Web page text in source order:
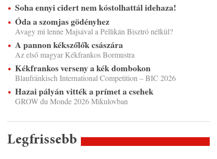
Soha ennyi cidert nem kóstolhattál idehaza!
Óda a szomjas gödényhez
Avagy mi lenne Majsával a Pellikán Bisztró nélkül?
A pannon kékszőlők császára
Az első magyar Kékfrankos Bormustra
Kékfrankos verseny a kék dombokon
Blaufränkisch International Competition – BIC 2026
Hazai pályán vitték a prímet a csehek
GROW du Monde 2026 Mikulovban
Legfrissebb